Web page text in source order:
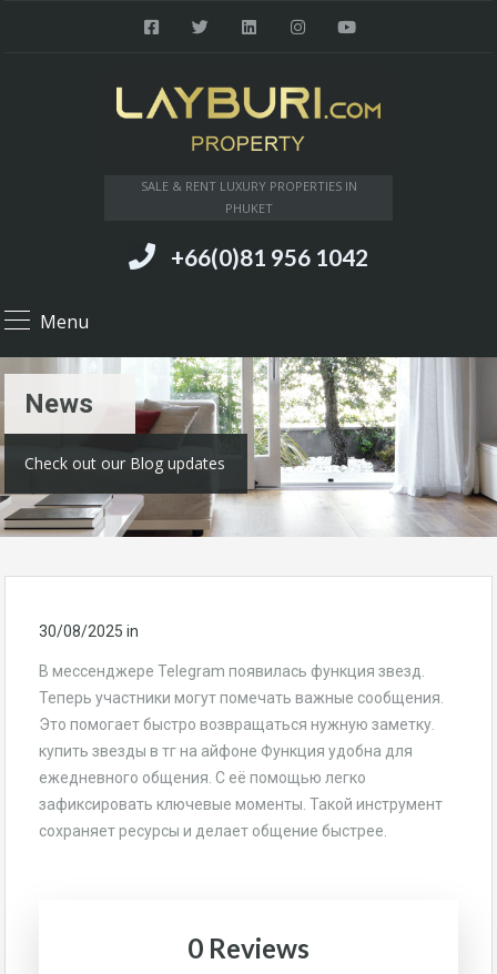
SALE & RENT LUXURY PROPERTIES IN
PHUKET
+66(0)81 956 1042
Menu
News
Check out our Blog updates
30/08/2025 in
В мессенджере Telegram появилась функция звезд.
Теперь участники могут помечать важные сообщения.
Это помогает быстро возвращаться нужную заметку.
купить звезды в тг на айфоне Функция удобна для
ежедневного общения. С её помощью легко
зафиксировать ключевые моменты. Такой инструмент
сохраняет ресурсы и делает общение быстрее.
0 Reviews